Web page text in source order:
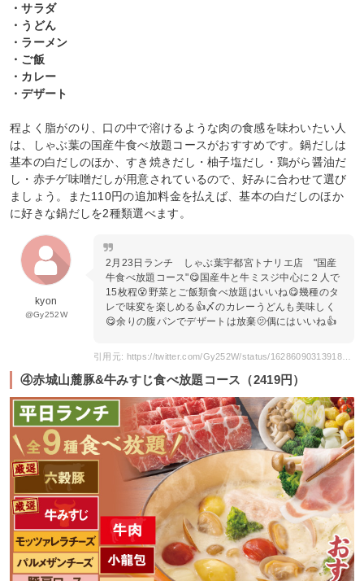
・サラダ
・うどん
・ラーメン
・ご飯
・カレー
・デザート
程よく脂がのり、口の中で溶けるような肉の食感を味わいたい人
は、しゃぶ葉の国産牛食べ放題コースがおすすめです。鍋だしは
基本の白だしのほか、すき焼きだし・柚子塩だし・鶏がら醤油だ
し・赤チゲ味噌だしが用意されているので、好みに合わせて選び
ましょう。また110円の追加料金を払えば、基本の白だしのほか
に好きな鍋だしを2種類選べます。
kyon
@Gy252W
2月23日ランチ しゃぶ葉宇都宮トナリエ店 "国産
牛食べ放題コース"😋国産牛と牛ミスジ中心に２人で
15枚程😵野菜とご飯類食べ放題はいいね😋幾種のタ
レで味変を楽しめる👍〆のカレーうどんも美味しく
😋余りの腹パンでデザートは放棄🫤偶にはいいね👍
引用元: https://twitter.com/Gy252W/status/1628609031391830016
④赤城山麓豚&牛みすじ食べ放題コース（2419円）